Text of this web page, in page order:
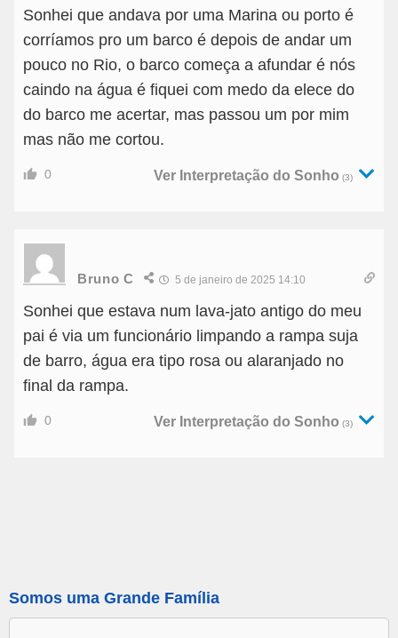
Sonhei que andava por uma Marina ou porto é
corríamos pro um barco é depois de andar um
pouco no Rio, o barco começa a afundar é nós
caindo na água é fiquei com medo da elece do
do barco me acertar, mas passou um por mim
mas não me cortou.
0 Ver Interpretação do Sonho (3)
Bruno C 5 de janeiro de 2025 14:10
Sonhei que estava num lava-jato antigo do meu
pai é via um funcionário limpando a rampa suja
de barro, água era tipo rosa ou alaranjado no
final da rampa.
0 Ver Interpretação do Sonho (3)
Somos uma Grande Família